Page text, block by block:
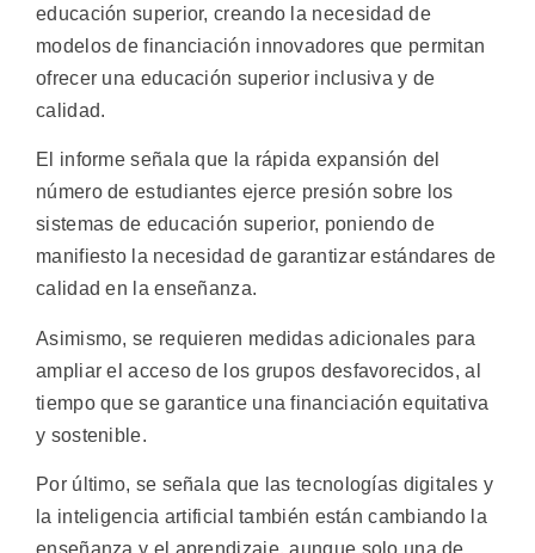
educación superior, creando la necesidad de
modelos de financiación innovadores que permitan
ofrecer una educación superior inclusiva y de
calidad.
El informe señala que la rápida expansión del
número de estudiantes ejerce presión sobre los
sistemas de educación superior, poniendo de
manifiesto la necesidad de garantizar estándares de
calidad en la enseñanza.
Asimismo, se requieren medidas adicionales para
ampliar el acceso de los grupos desfavorecidos, al
tiempo que se garantice una financiación equitativa
y sostenible.
Por último, se señala que las tecnologías digitales y
la inteligencia artificial también están cambiando la